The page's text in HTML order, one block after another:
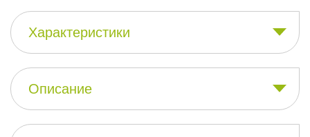
Характеристики
Описание